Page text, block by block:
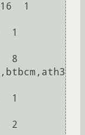
1
1
8
1
2